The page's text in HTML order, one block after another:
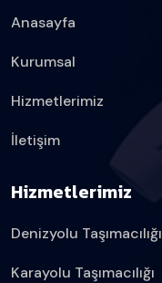
Anasayfa
Kurumsal
Hizmetlerimiz
İletişim
Hizmetlerimiz
Denizyolu Taşımacılığı
Karayolu Taşımacılığı